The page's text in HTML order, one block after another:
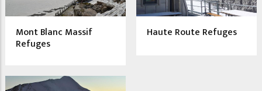
Mont Blanc Massif
Refuges
Haute Route Refuges